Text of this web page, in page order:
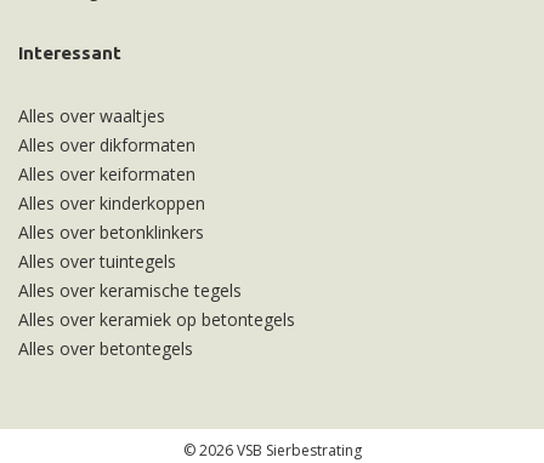
Interessant
Alles over waaltjes
Alles over dikformaten
Alles over keiformaten
Alles over kinderkoppen
Alles over betonklinkers
Alles over tuintegels
Alles over keramische tegels
Alles over keramiek op betontegels
Alles over betontegels
© 2026 VSB Sierbestrating